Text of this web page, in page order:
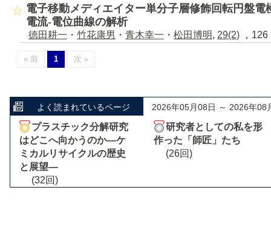
電子移動メディエイター単分子層修飾回転円盤電
電流‐電位曲線の解析
徳田耕一 ・ 竹花康男 ・ 青木幸一 ・ 松田博明, 29(2) ，
« 前 1 次 »
よく読まれているページ 2026年05月08日 ～ 2026年08
プラスチック分解研究
はどこへ向かうのか―ケ
ミカルリサイクルの歴史
と展望―
(32回)
研究者としての私を形
作った「師匠」たち
(26回)